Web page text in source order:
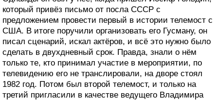
который привёз письмо от посла СССР с
предложением провести первый в истории телемост с
США. В итоге поручили организовать его Гусману, он
писал сценарий, искал актёров, и всё это нужно было
сделать в двухдневный срок. Правда, знали о нём
только те, кто принимал участие в мероприятии, по
телевидению его не транслировали, на дворе стоял
1982 год. Потом был второй телемост, и только на
третий пригласили в качестве ведущего Владимира